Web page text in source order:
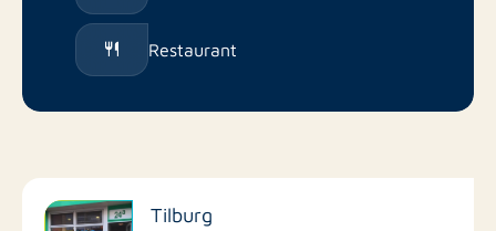
Restaurant
Tilburg